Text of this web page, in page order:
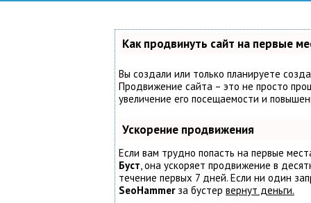
Как продвинуть сайт на первые
Вы создали или только планируете
Продвижение сайта – это не просто
увеличение его посещаемости и
Ускорение продвижения
Если вам трудно попасть на первые
Буст, она ускоряет продвижение в
течение первых 7 дней. Если ни один
SeoHammerза бустер вернут деньги.